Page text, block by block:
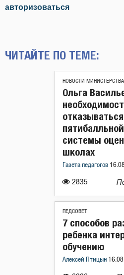
авторизоваться
ЧИТАЙТЕ ПО ТЕМЕ:
НОВОСТИ
2835
Ольга
пятибалльной
системы
школах
Газета педагогов
ПЕДСОВЕТ
7 способов
ребенка
обучению
Алексей Птицын